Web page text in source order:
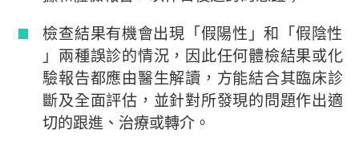
檢查結果有機會出現「假陽性」和「假陰性
」兩種誤診的情況，因此任何體檢結果或化
驗報告都應由醫生解讀，方能結合其臨床診
斷及全面評估，並針對所發現的問題作出適
切的跟進、治療或轉介。